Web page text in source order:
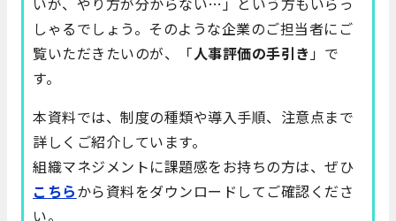
しゃるでしょう。そのような企業のご担当者にご
覧いただきたいのが、「人事評価の手引き」で
す。
本資料では、制度の種類や導入手順、注意点まで
詳しくご紹介しています。
組織マネジメントに課題感をお持ちの方は、ぜひ
こちらから資料をダウンロードしてご確認くださ
い。